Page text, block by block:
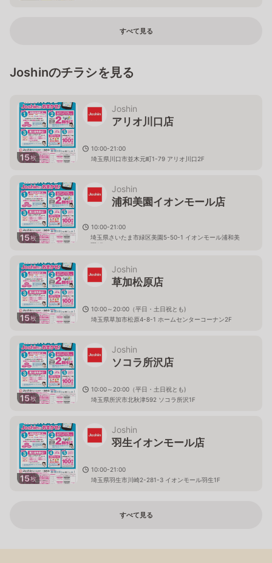
すべて見る
Joshinのチラシを見る
15枚
Joshin
アリオ川口店
10:00-21:00
埼玉県川口市並木元町1-79 アリオ川口2F
15枚
Joshin
浦和美園イオンモール店
10:00-21:00
埼玉県さいたま市緑区美園5-50-1 イオンモール浦和美
園1F
15枚
Joshin
草加松原店
10:00～20:00（平日・土日祝とも)
埼玉県草加市松原4-8-1 ホームセンターコーナン2F
15枚
Joshin
ソコラ所沢店
10:00～20:00（平日・土日祝とも)
埼玉県所沢市北秋津592 ソコラ所沢1F
15枚
Joshin
羽生イオンモール店
10:00-21:00
埼玉県羽生市川崎2-281-3 イオンモール羽生1F
すべて見る